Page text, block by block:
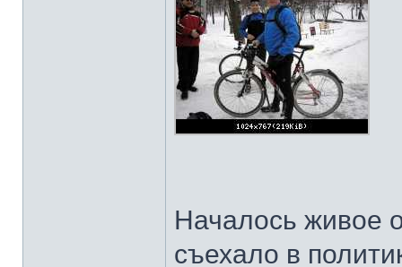
Началось живое
съехало в